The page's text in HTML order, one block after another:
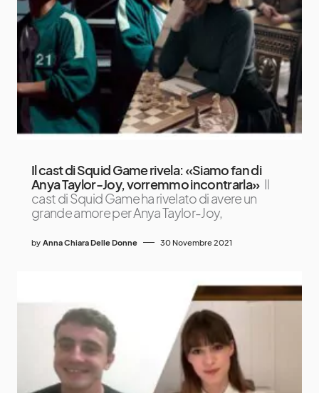
Il cast di Squid Game rivela: «Siamo fan di
Anya Taylor-Joy, vorremmo incontrarla» Il
cast di Squid Game ha rivelato di avere un
grande amore per Anya Taylor-Joy,
by Anna Chiara Delle Donne 30 Novembre 2021